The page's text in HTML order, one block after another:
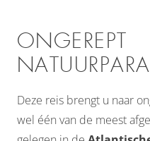
ONGEREPT
Deze reis brengt u naar
wel één van de meest